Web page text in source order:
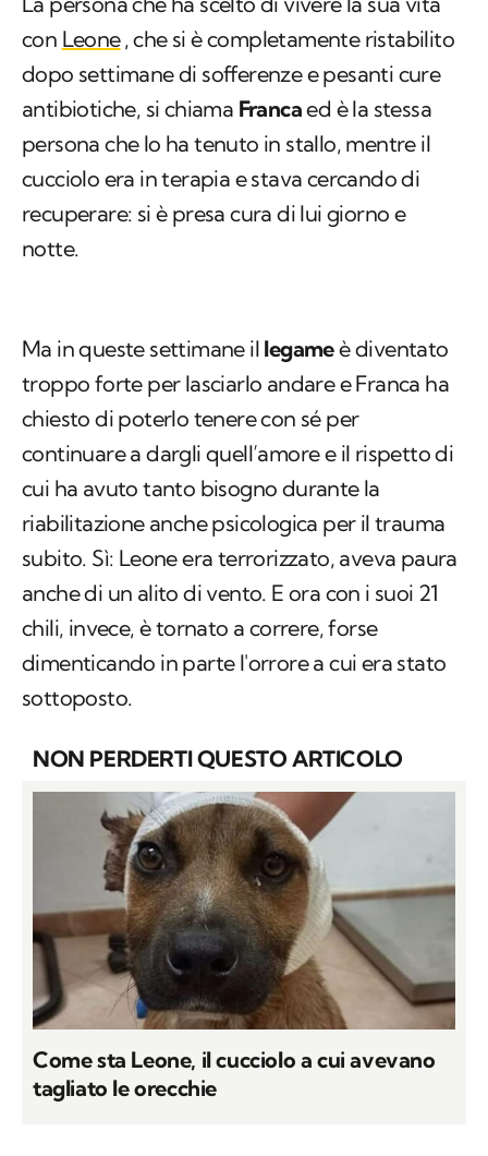
antibiotiche, si chiamaFrancaed è la stessa
persona che lo ha tenuto in stallo, mentre il
cucciolo era in terapia e stava cercando di
recuperare: si è presa cura di lui giorno e
notte.
Ma in queste settimane il
continuare a dargli quell’amore e il rispetto di
cui ha avuto tanto bisogno durante la
riabilitazione anche psicologica per il trauma
subito. Sì: Leone era terrorizzato, aveva paura
anche di un alito di vento. E ora con i suoi 21
chili, invece, è tornato a correre, forse
dimenticando in parte l'orrore a cui era stato
sottoposto.
NON PERDERTI QUESTO ARTICOLO
Come sta Leone, il cucciolo a cui avevano
tagliato le orecchie